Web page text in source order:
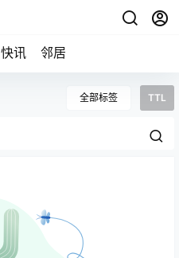
快讯 邻居
全部标签 TTL